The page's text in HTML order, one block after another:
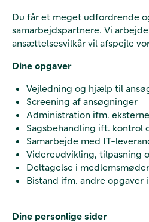
Du får et meget udfordrende
samarbejdspartnere. Vi
ansættelsesvilkår vil afspejle
Dine opgaver
Vejledning og hjælp til
Screening af ansøgninger
Administration ifm.
Sagsbehandling ift. kontrol
Samarbejde med IT-
Videreudvikling, tilpasning
Deltagelse i
Bistand ifm. andre opgaver
Dine personlige sider